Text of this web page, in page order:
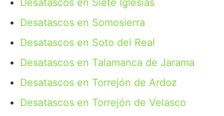
Desatascos en Siete Iglesias
Desatascos en Somosierra
Desatascos en Soto del Real
Desatascos en Talamanca de Jarama
Desatascos en Torrejón de Ardoz
Desatascos en Torrejón de Velasco